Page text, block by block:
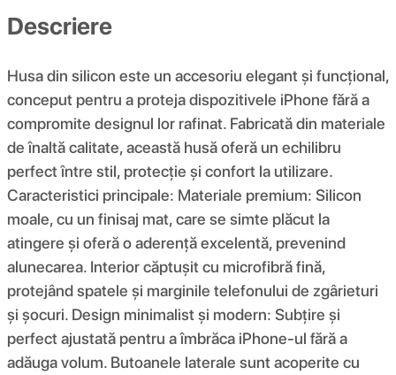
Descriere
Husa din silicon este un accesoriu elegant și funcțional,
conceput pentru a proteja dispozitivele iPhone fără a
compromite designul lor rafinat. Fabricată din materiale
de înaltă calitate, această husă oferă un echilibru
perfect între stil, protecție și confort la utilizare.
Caracteristici principale: Materiale premium: Silicon
moale, cu un finisaj mat, care se simte plăcut la
atingere și oferă o aderență excelentă, prevenind
alunecarea. Interior căptușit cu microfibră fină,
protejând spatele și marginile telefonului de zgârieturi
și șocuri. Design minimalist și modern: Subțire și
perfect ajustată pentru a îmbrăca iPhone-ul fără a
adăuga volum. Butoanele laterale sunt acoperite cu